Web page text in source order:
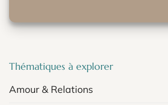
Thématiques à explorer
Amour & Relations